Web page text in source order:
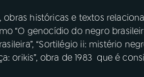
obras históricas e textos
“O genocídio do negro
“Sortilégio ii: mistério
orikis”, obra de 1983 que é